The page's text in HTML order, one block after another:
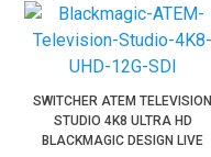
SWITCHER ATEM TELEVISION
STUDIO 4K8 ULTRA HD
BLACKMAGIC DESIGN LIVE